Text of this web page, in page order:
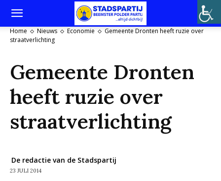
Home Nieuws Economie
Gemeente Dronten heeft ruzie over
straatverlichting
Gemeente Dronten
heeft ruzie over
straatverlichting
De redactie van de Stadspartij
23 JULI 2014